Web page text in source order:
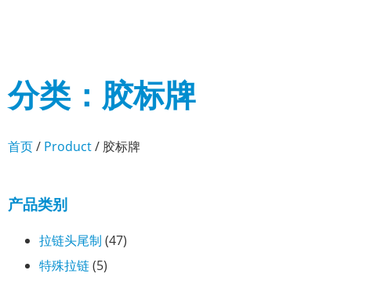
分类：胶标牌
首页/ Product/ 胶标牌
产品类别
拉链头尾制 (47)
特殊拉链(5)